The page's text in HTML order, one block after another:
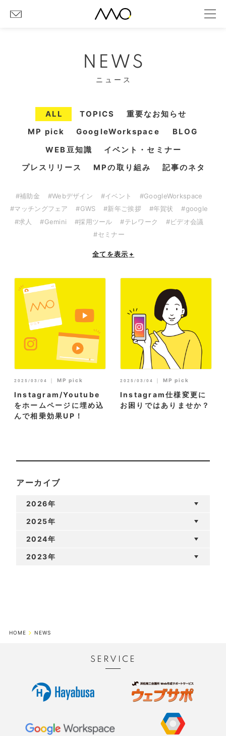
NEWS
ニュース
ALL TOPICS
重要なお知らせ
MP pick
GoogleWorkspace
BLOG
WEB豆知識
イベント・セミナー
プレスリリース
MPの取り組み 記事のネタ
#補助金 #Webデザイン #イベント
#GoogleWorkspace
#マッチングフェア
#GWS #新年ご挨拶 #年賀状
#google
#求人
#Gemini #採用ツール #テレワーク
#ビデオ会議
#セミナー
全てを表示 +
2025/03/04 ｜ MP pick
Instagram/Youtube
をホームページに埋め込
んで相乗効果UP！
2025/03/04 ｜ MP pick
Instagram仕様変更に
お困りではありませか？
アーカイブ
2026年
2025年
2024年
2023年
HOME NEWS
SERVICE